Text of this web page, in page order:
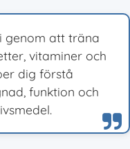
genom att träna
vitaminer och
dig förstå
funktion och